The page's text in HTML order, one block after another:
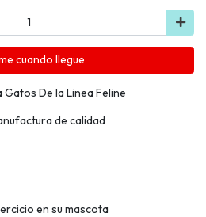
cuando llegue
De la Linea Feline
de calidad
en su mascota